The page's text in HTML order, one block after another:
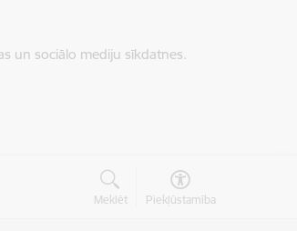
un sociālo mediju sīkdatnes.
Meklēt Piekļūstamība